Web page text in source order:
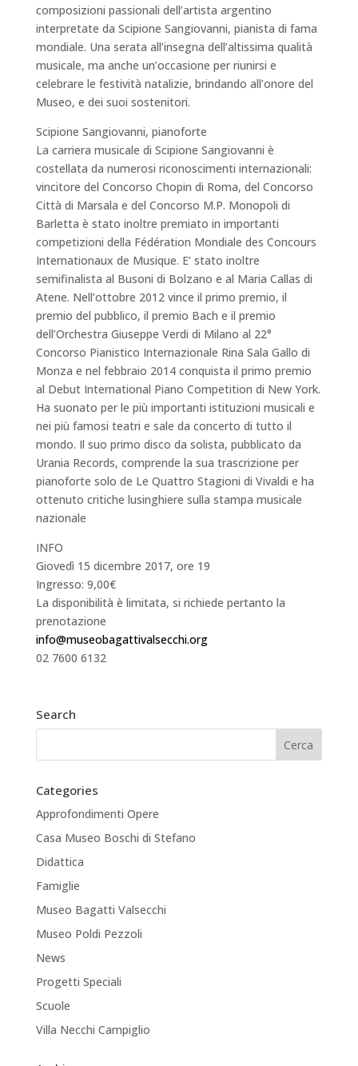
composizioni passionali dell’artista argentino
interpretate da Scipione Sangiovanni, pianista di fama
mondiale. Una serata all’insegna dell’altissima qualità
musicale, ma anche un’occasione per riunirsi e
celebrare le festività natalizie, brindando all’onore del
Museo, e dei suoi sostenitori.
Scipione Sangiovanni, pianoforte
La carriera musicale di Scipione Sangiovanni è
costellata da numerosi riconoscimenti internazionali:
vincitore del Concorso Chopin di Roma, del Concorso
Città di Marsala e del Concorso M.P. Monopoli di
Barletta è stato inoltre premiato in importanti
competizioni della Fédération Mondiale des Concours
Internationaux de Musique. E’ stato inoltre
semifinalista al Busoni di Bolzano e al Maria Callas di
Atene. Nell’ottobre 2012 vince il primo premio, il
premio del pubblico, il premio Bach e il premio
dell’Orchestra Giuseppe Verdi di Milano al 22°
Concorso Pianistico Internazionale Rina Sala Gallo di
Monza e nel febbraio 2014 conquista il primo premio
al Debut International Piano Competition di New York.
Ha suonato per le più importanti istituzioni musicali e
nei più famosi teatri e sale da concerto di tutto il
mondo. Il suo primo disco da solista, pubblicato da
Urania Records, comprende la sua trascrizione per
pianoforte solo de Le Quattro Stagioni di Vivaldi e ha
ottenuto critiche lusinghiere sulla stampa musicale
nazionale
INFO
Giovedì 15 dicembre 2017, ore 19
Ingresso: 9,00€
La disponibilità è limitata, si richiede pertanto la
prenotazione
info@museobagattivalsecchi.org
02 7600 6132
Search
Categories
Approfondimenti Opere
Casa Museo Boschi di Stefano
Didattica
Famiglie
Museo Bagatti Valsecchi
Museo Poldi Pezzoli
News
Progetti Speciali
Scuole
Villa Necchi Campiglio